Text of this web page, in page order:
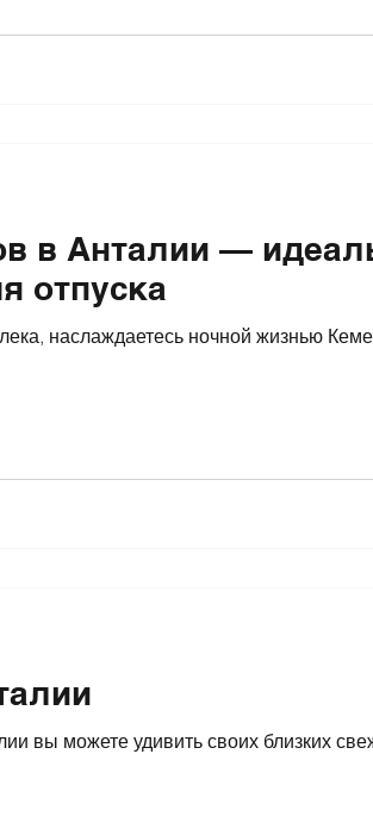
в Анталии —
отпуска
наслаждаетесь ночной жизнью